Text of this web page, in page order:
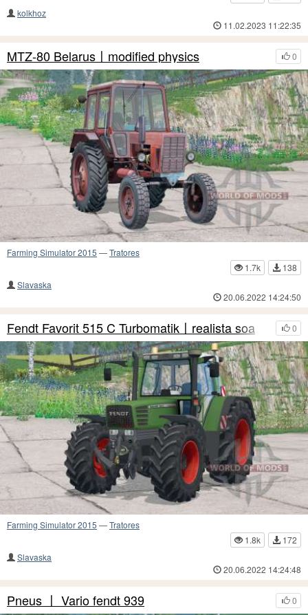
kolkhoz
11.02.2023 11:22:35
0
MTZ-80 Belarus〡modified physics
Farming Simulator 2015 —Tratores
1.7k
138
Slavaska
20.06.2022 14:24:50
0
Fendt Favorit 515 C Turbomatik〡realista soa
Farming Simulator 2015 —Tratores
1.8k
172
Slavaska
20.06.2022 14:24:48
0
Pneus 〡 Vario fendt 939